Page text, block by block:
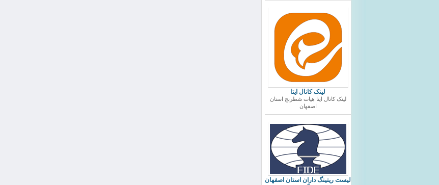
لینک کانال ایتا
لینک کانال ایتا هیات شطرنج استان
اصفهان
ليست ريتينگ داران استان اصفهان